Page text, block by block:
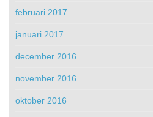
februari 2017
januari 2017
december 2016
november 2016
oktober 2016